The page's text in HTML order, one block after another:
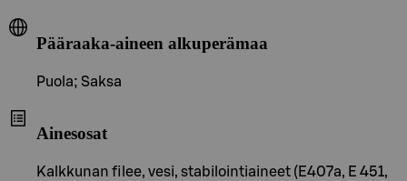
Pääraaka-aineen alkuperämaa
Puola; Saksa
Ainesosat
Kalkkunan filee, vesi, stabilointiaineet (E407a, E 451,